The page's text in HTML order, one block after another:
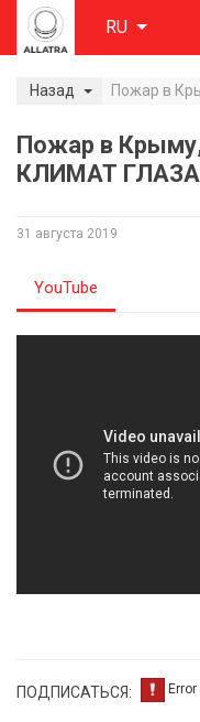
RU
Назад
Пожар в Крыму,
КЛИМАТ
31 августа 2019
YouTube
ПОДПИСАТЬСЯ: